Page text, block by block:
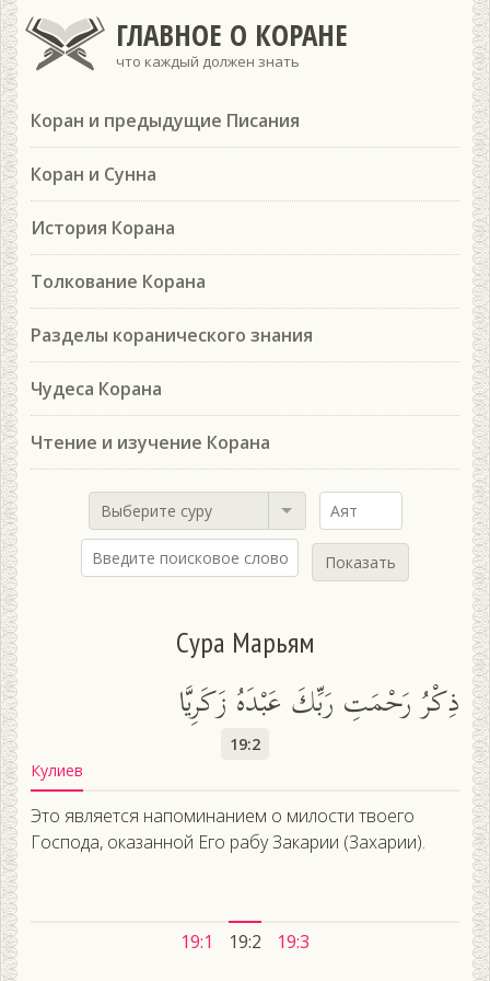
ГЛАВНОЕ О КОРАНЕ
что каждый должен знать
Коран и предыдущие Писания
Коран и Сунна
История Корана
Толкование Корана
Разделы коранического знания
Чудеса Корана
Чтение и изучение Корана
Выберите суру
Показать
Сура Марьям
ذِكْرُ رَحْمَتِ رَبِّكَ عَبْدَهُ زَكَرِيَّا
19:2
Кулиев
Это является напоминанием о милости твоего
Господа, оказанной Его рабу Закарии (Захарии).
19:1 19:2 19:3